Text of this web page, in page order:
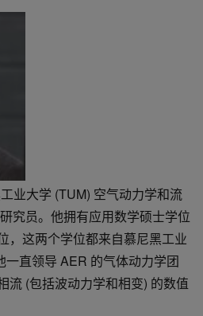
业大学 (TUM) 空气动力学和流
究员。他拥有应用数学硕士学位
，这两个学位都来自慕尼黑工业
一直领导 AER 的气体动力学团
流 (包括波动力学和相变) 的数值